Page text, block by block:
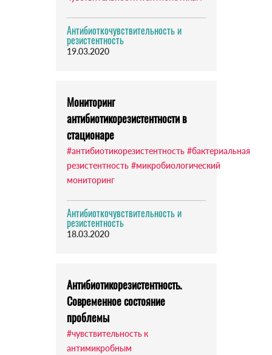
Антибиоткочувствительность и
резистентность
19.03.2020
Мониторинг
антибиотикорезистентности в
стационаре
#антибиотикорезистентность #бактериальная
резистентность #микробиологический
мониторинг
Антибиоткочувствительность и
резистентность
18.03.2020
Антибиотикорезистентность.
Современное состояние
проблемы
#чувствительность к
антимикробным